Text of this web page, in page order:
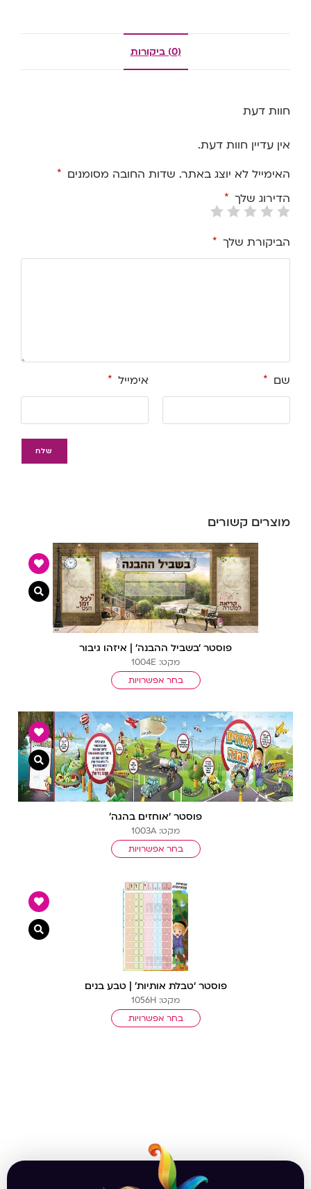
(0) ביקורות
חוות דעת
אין עדיין חוות דעת.
האימייל לא יוצג באתר. שדות החובה מסומנים *
הדירוג שלך *
הביקורת שלך *
שם * אימייל *
מוצרים קשורים
פוסטר ‘בשביל ההבנה’ | איזהו גיבור
מקט: 1004E
בחר אפשרויות
צפייה
פוסטר ‘אוחזים בהגה’
מקט: 1003A
בחר אפשרויות
צפייה
פוסטר ‘טבלת אותיות’ | טבע בנים
מקט: 1056H
בחר אפשרויות
צפייה